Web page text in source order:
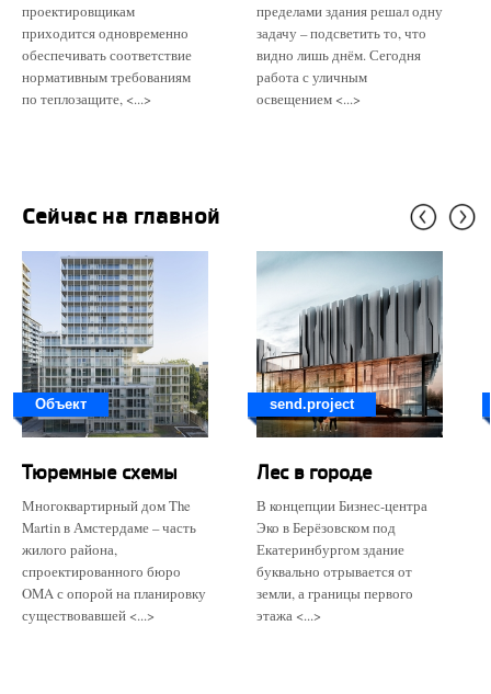
проектировщикам
приходится одновременно
обеспечивать соответствие
нормативным требованиям
по теплозащите, <...>
пределами здания решал одну
задачу – подсветить то, что
видно лишь днём. Сегодня
работа с уличным
освещением <...>
Сейчас на главной
Объект
Тюремные схемы
Многоквартирный дом The
Martin в Амстердаме – часть
жилого района,
спроектированного бюро
OMA с опорой на планировку
существовавшей <...>
send.project
Лес в городе
В концепции Бизнес-центра
Эко в Берёзовском под
Екатеринбургом здание
буквально отрывается от
земли, а границы первого
этажа <...>